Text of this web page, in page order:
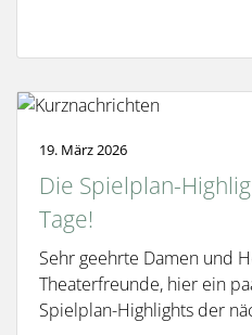
19. März 2026
Die Spielplan-
Tage!
Sehr geehrte Damen und
Theaterfreunde, hier ein
Spielplan-Highlights der